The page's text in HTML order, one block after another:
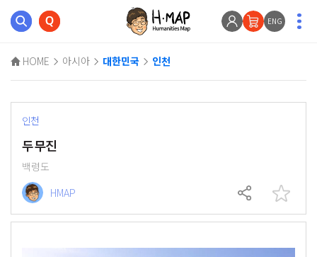
ENG
HOME 아시아 대한민국 인천
인천
두무진
백령도
HMAP